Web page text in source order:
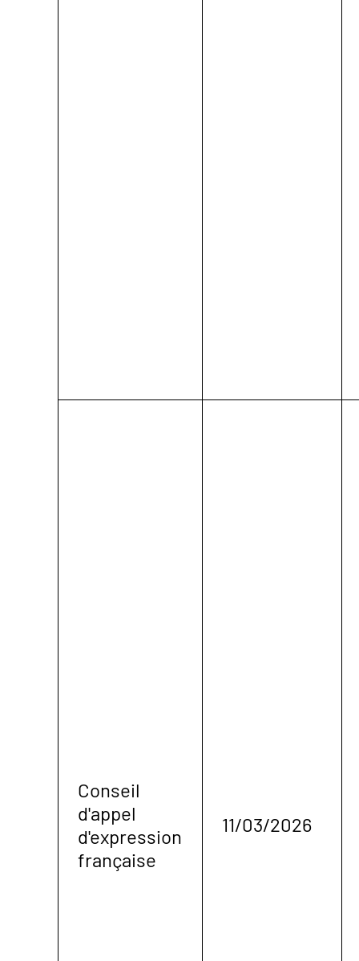
Conseil
d'appel
d'expression
française
11/03/2026